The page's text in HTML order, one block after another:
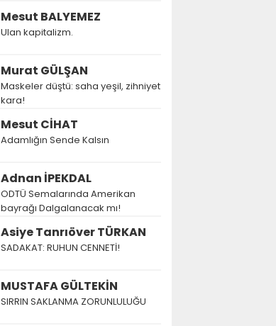
Mesut BALYEMEZ
Ulan kapitalizm.
Murat GÜLŞAN
Maskeler düştü: saha yeşil, zihniyet
kara!
Mesut CİHAT
Adamlığın Sende Kalsın
Adnan İPEKDAL
ODTÜ Semalarında Amerikan
bayrağı Dalgalanacak mı!
Asiye Tanrıöver TÜRKAN
SADAKAT: RUHUN CENNETİ!
MUSTAFA GÜLTEKİN
SIRRIN SAKLANMA ZORUNLULUĞU